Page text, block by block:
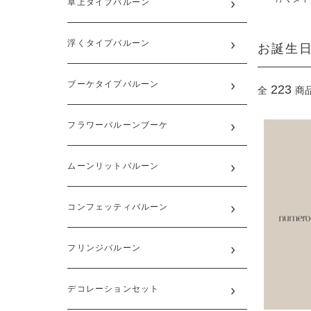
お誕生
全 223 商
卓上タイプバルーン
浮くタイプバルーン
ブーケタイプバルーン
フラワーバルーンブーケ
ムーンリットバルーン
コンフェッティバルーン
フリンジバルーン
デコレーションセット